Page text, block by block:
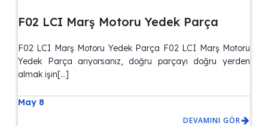
F02 LCI Marş Motoru Yedek Parça
F02 LCI Marş Motoru Yedek Parça F02 LCI Marş Motoru
Yedek Parça arıyorsanız, doğru parçayı doğru yerden
almak işin[…]
May 8
DEVAMINI GÖR